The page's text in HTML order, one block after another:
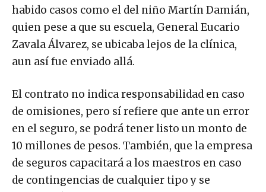
habido casos como el del niño Martín Damián,
quien pese a que su escuela, General Eucario
Zavala Álvarez, se ubicaba lejos de la clínica,
aun así fue enviado allá.
El contrato no indica responsabilidad en caso
de omisiones, pero sí refiere que ante un error
en el seguro, se podrá tener listo un monto de
10 millones de pesos. También, que la empresa
de seguros capacitará a los maestros en caso
de contingencias de cualquier tipo y se